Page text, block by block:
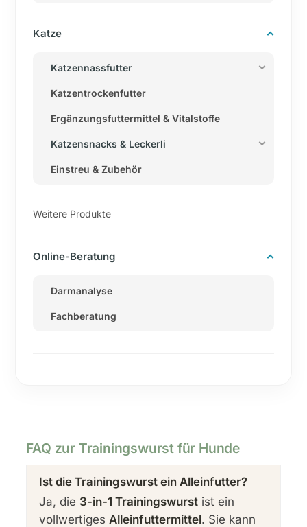
Katze
Katzennassfutter
Katzentrockenfutter
Ergänzungsfuttermittel & Vitalstoffe
Katzensnacks & Leckerli
Einstreu & Zubehör
Weitere Produkte
Online-Beratung
Darmanalyse
Fachberatung
FAQ zur Trainingswurst für Hunde
Ist die Trainingswurst ein Alleinfutter?
Ja, die 3-in-1 Trainingswurst ist ein
vollwertiges Alleinfuttermittel. Sie kann